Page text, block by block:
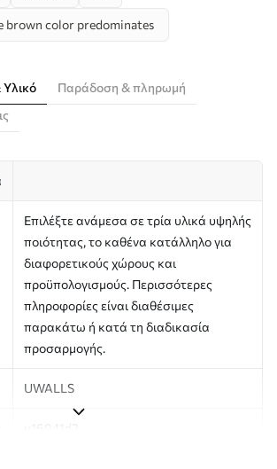
brown color predominates
Παράδοση & πληρωμή
Επιλέξτε ανάμεσα σε τρία υλικά υψηλής
ποιότητας, το καθένα κατάλληλο για
διαφορετικούς χώρους και
προϋπολογισμούς. Περισσότερες
πληροφορίες είναι διαθέσιμες
παρακάτω ή κατά τη διαδικασία
προσαρμογής.
UWALLS
u16941d2